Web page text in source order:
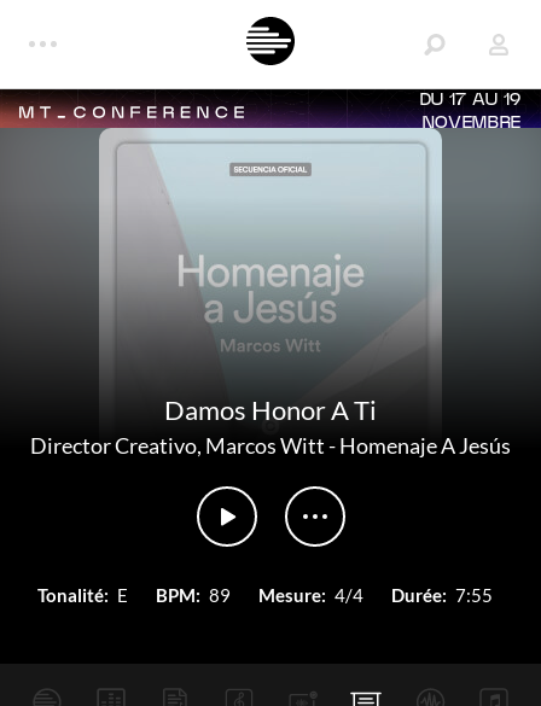
DU 17 AU 19
NOVEMBRE
Damos Honor A Ti
Director Creativo, Marcos Witt-Homenaje A Jesús
Tonalité: E BPM: 89 Mesure: 4/4 Durée: 7:55